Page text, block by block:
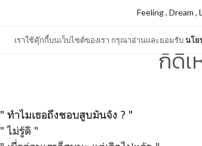
เราใช้คุ๊กกี้บนเว็บไซต์ของเรา กรุณาอ่านและยอมรับนโย
Feeling , Dream ,
ก็ดีเ
" ทำไมเธอถึงชอบสูบมันจัง ? "
" ไม่รู้ดิ "